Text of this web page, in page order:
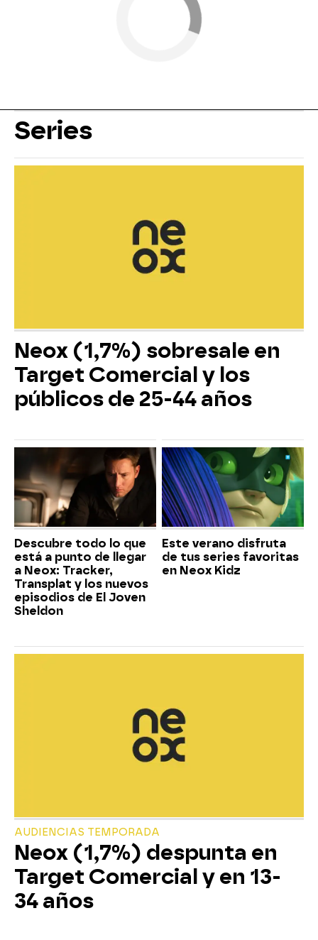
Series
Neox (1,7%) sobresale en
Target Comercial y los
públicos de 25-44 años
Descubre todo lo que
está a punto de llegar
a Neox: Tracker,
Transplat y los nuevos
episodios de El Joven
Sheldon
Este verano disfruta
de tus series favoritas
en Neox Kidz
AUDIENCIAS TEMPORADA
Neox (1,7%) despunta en
Target Comercial y en 13-
34 años